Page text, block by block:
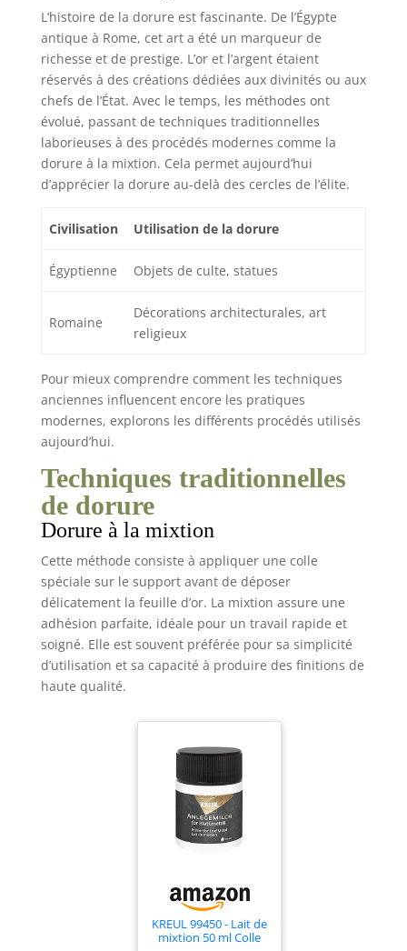
L’histoire de la dorure est fascinante. De l’Égypte
antique à Rome, cet art a été un marqueur de
richesse et de prestige. L’or et l’argent étaient
réservés à des créations dédiées aux divinités ou aux
chefs de l’État. Avec le temps, les méthodes ont
évolué, passant de techniques traditionnelles
laborieuses à des procédés modernes comme la
dorure à la mixtion. Cela permet aujourd’hui
d’apprécier la dorure au-delà des cercles de l’élite.
Civilisation Utilisation de la dorure
Égyptienne Objets de culte, statues
Romaine
Décorations architecturales, art
religieux
Pour mieux comprendre comment les techniques
anciennes influencent encore les pratiques
modernes, explorons les différents procédés utilisés
aujourd’hui.
Techniques traditionnelles
de dorure
Dorure à la mixtion
Cette méthode consiste à appliquer une colle
spéciale sur le support avant de déposer
délicatement la feuille d’or. La mixtion assure une
adhésion parfaite, idéale pour un travail rapide et
soigné. Elle est souvent préférée pour sa simplicité
d’utilisation et sa capacité à produire des finitions de
haute qualité.
KREUL 99450 - Lait de
mixtion 50 ml Colle